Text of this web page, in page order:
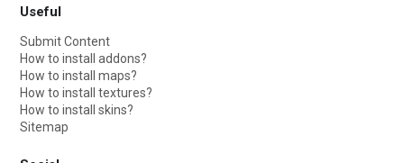
Useful
Submit Content
How to install addons?
How to install maps?
How to install textures?
How to install skins?
Sitemap